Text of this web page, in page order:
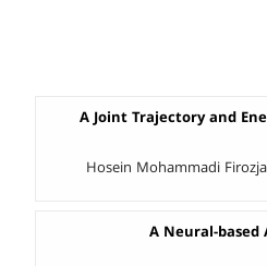
A Joint Trajectory and
Hosein Mohammadi
A Neural-based